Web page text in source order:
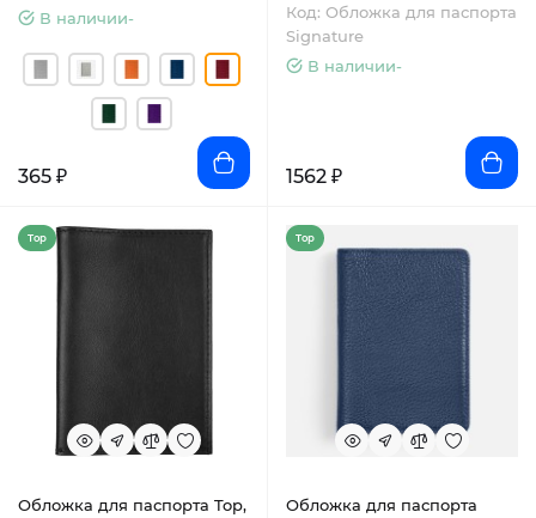
В наличии-
365 ₽
Код: Обложка для паспорта
Signature
В наличии-
1562 ₽
Top
Обложка для паспорта Top,
Top
Обложка для паспорта